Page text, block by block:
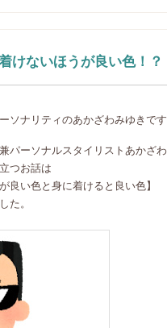
けないほうが良い色！？
ソナリティのあかざわみゆきで
パーソナルスタイリストあかざ
つお話は
良い色と身に着けると良い色】
た。